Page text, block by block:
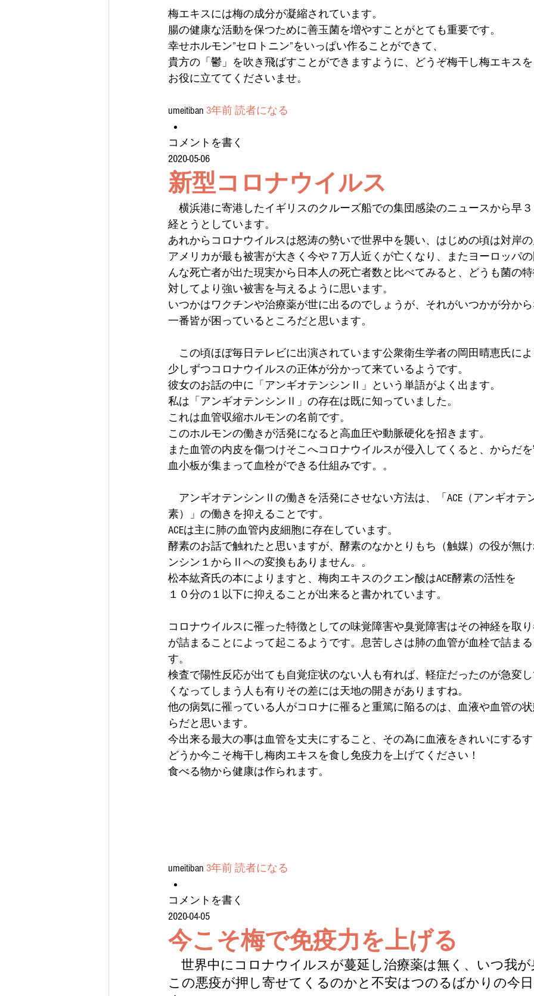
梅エキスには梅の成分が凝縮されています。
腸の健康な活動を保つために善玉菌を増やすことがとても重要です。
幸せホルモン”セロトニン”をいっぱい作ることができて、
貴方の「鬱」を吹き飛ばすことができますように、どうぞ梅干し梅エキスを
お役に立ててくださいませ。
umeitiban 3年前 読者になる
コメントを書く
2020-05-06
新型コロナウイルス
横浜港に寄港したイギリスのクルーズ船での集団感染のニュースから早
経とうとしています。
あれからコロナウイルスは怒涛の勢いで世界中を襲い、はじめの頃は対岸
アメリカが最も被害が大きく今や７万人近くが亡くなり、またヨーロッパ
んな死亡者が出た現実から日本人の死亡者数と比べてみると、どうも菌の
対してより強い被害を与えるように思います。
いつかはワクチンや治療薬が世に出るのでしょうが、それがいつかが分か
一番皆が困っているところだと思います。
この頃ほぼ毎日テレビに出演されています公衆衛生学者の岡田晴恵氏によ
少しずつコロナウイルスの正体が分かって来ているようです。
彼女のお話の中に「アンギオテンシンⅡ」という単語がよく出ます。
私は「アンギオテンシンⅡ」の存在は既に知っていました。
これは血管収縮ホルモンの名前です。
このホルモンの働きが活発になると高血圧や動脈硬化を招きます。
また血管の内皮を傷つけそこへコロナウイルスが侵入してくると、からだ
血小板が集まって血栓ができる仕組みです。。
アンギオテンシンⅡの働きを活発にさせない方法は、「ACE（アンギオテ
素）」の働きを抑えることです。
ACEは主に肺の血管内皮細胞に存在しています。
酵素のお話で触れたと思いますが、酵素のなかとりもち（触媒）の役が無
ンシン１からⅡへの変換もありません。。
松本紘斉氏の本によりますと、梅肉エキスのクエン酸はACE酵素の活性を
１０分の１以下に抑えることが出来ると書かれています。
コロナウイルスに罹った特徴としての味覚障害や臭覚障害はその神経を取
が詰まることによって起こるようです。息苦しさは肺の血管が血栓で詰ま
す。
検査で陽性反応が出ても自覚症状のない人も有れば、軽症だったのが急変
くなってしまう人も有りその差には天地の開きがありますね。
他の病気に罹っている人がコロナに罹ると重篤に陥るのは、血液や血管の
らだと思います。
今出来る最大の事は血管を丈夫にすること、その為に血液をきれいにするす
どうか今こそ梅干し梅肉エキスを食し免疫力を上げてください！
食べる物から健康は作られます。
umeitiban 3年前 読者になる
コメントを書く
2020-04-05
今こそ梅で免疫力を上げる
世界中にコロナウイルスが蔓延し治療薬は無く、いつ我が
この悪疫が押し寄せてくるのかと不安はつのるばかりの今